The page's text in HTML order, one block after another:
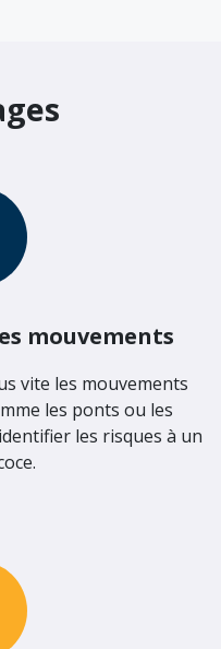
mouvements
vite les mouvements
les ponts ou les
les risques à un